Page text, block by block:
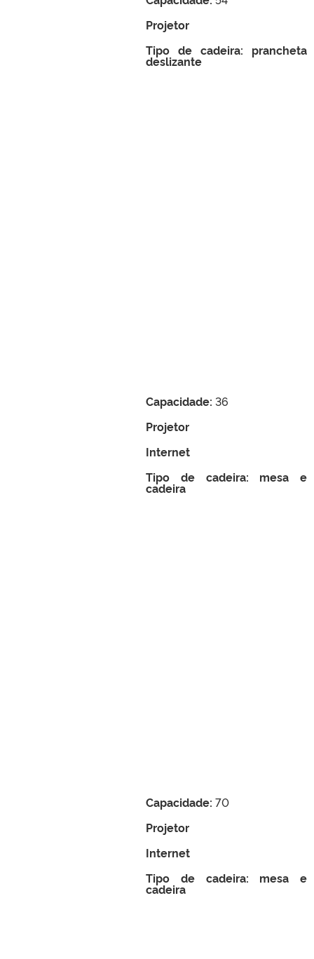
Projetor
Tipo de cadeira: prancheta
deslizante
Capacidade: 36
Projetor
Internet
Tipo de cadeira: mesa e
cadeira
Capacidade: 70
Projetor
Internet
Tipo de cadeira: mesa e
cadeira